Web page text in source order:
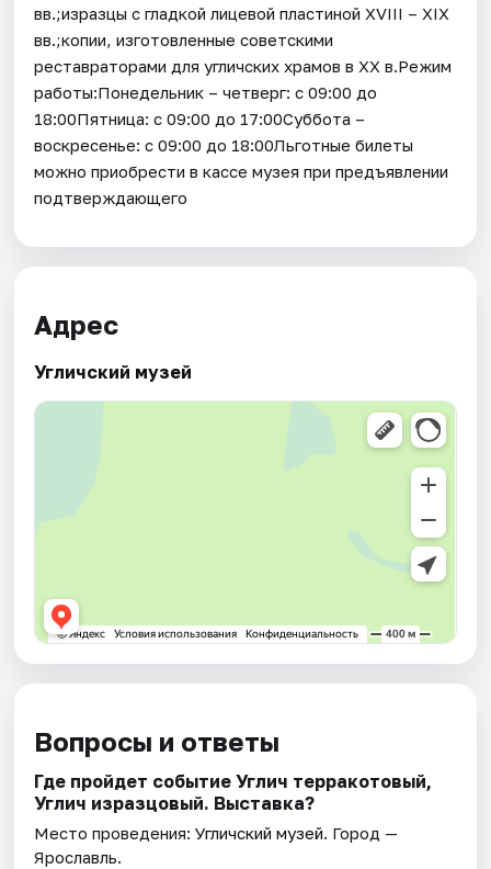
вв.;изразцы с гладкой лицевой пластиной XVIII – XIX
вв.;копии, изготовленные советскими
реставраторами для угличских храмов в XX в.Режим
работы:Понедельник – четверг: с 09:00 до
18:00Пятница: с 09:00 до 17:00Суббота –
воскресенье: с 09:00 до 18:00Льготные билеты
можно приобрести в кассе музея при предъявлении
подтверждающего
Адрес
Угличский музей
Вопросы и ответы
Где пройдет событие Углич терракотовый,
Углич изразцовый. Выставка?
Место проведения:Угличский музей. Город —
Ярославль.